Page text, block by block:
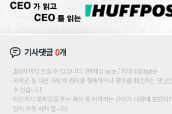
기사댓글0개
200자까지 쓰실 수 있습니다. (현재 0 byte / 최대 400byte)
저작권 등 다른 사람의 권리를 침해하거나 명예를 훼손하는 댓글
수 있습니다.
타인에게 불쾌감을 주는 욕설 등 비하하는 단어가 내용에 포함되
단에 의해 삭제 합니다.